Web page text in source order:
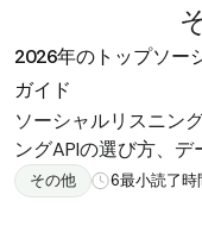
2026年のトップソー
ガイド
ソーシャルリスニン
ングAPIの選び方、
を組み合わせる価値
その他 6最小読了時